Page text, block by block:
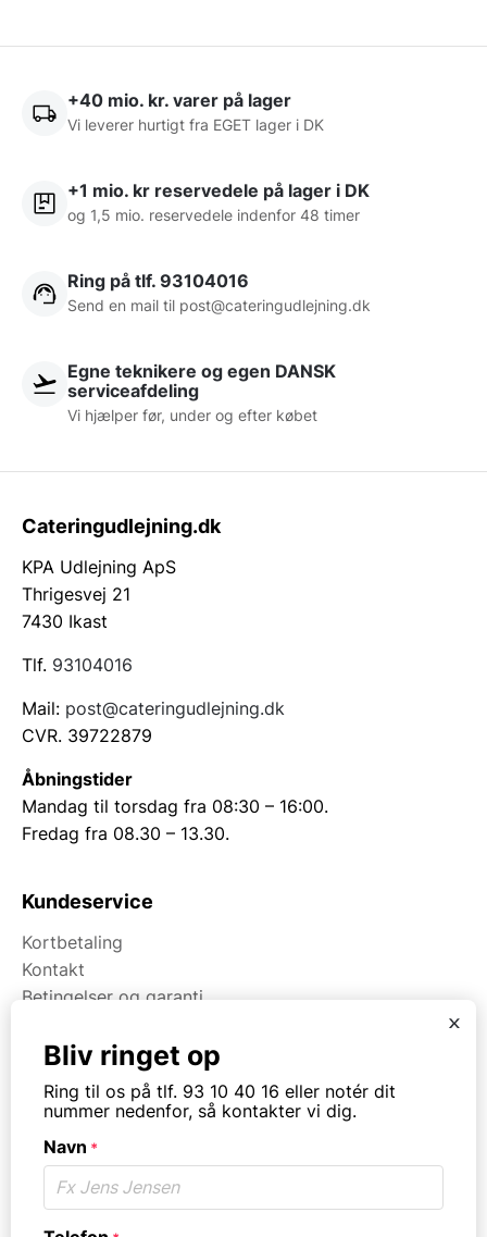
+40 mio. kr. varer på lager
Vi leverer hurtigt fra EGET lager i DK
+1 mio. kr reservedele på lager i DK
og 1,5 mio. reservedele indenfor 48 timer
Ring på tlf. 93104016
Send en mail til post@cateringudlejning.dk
Egne teknikere og egen DANSK
serviceafdeling
Vi hjælper før, under og efter købet
Cateringudlejning.dk
KPA Udlejning ApS
Thrigesvej 21
7430 Ikast
Tlf. 93104016
Mail: post@cateringudlejning.dk
CVR. 39722879
Åbningstider
Mandag til torsdag fra 08:30 – 16:00.
Fredag fra 08.30 – 13.30.
Kundeservice
Kortbetaling
Kontakt
Betingelser og garanti
Om Kpa Udlejning
Om Kpa Group
Fødevaredokumentation
Kategorier
x
Bliv ringet op
Ring til os på tlf. 93 10 40 16 eller notér dit
nummer nedenfor, så kontakter vi dig.
Navn *